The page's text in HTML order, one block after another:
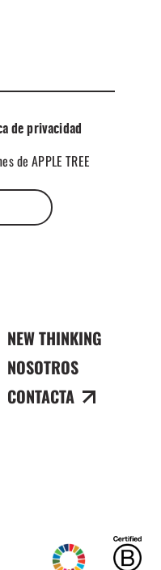
de privacidad
de APPLE TREE
NEW THINKING
NOSOTROS
CONTACTA